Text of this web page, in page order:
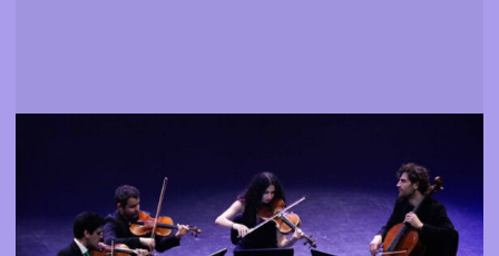
Assistir a espectáculos, exposições e encontros